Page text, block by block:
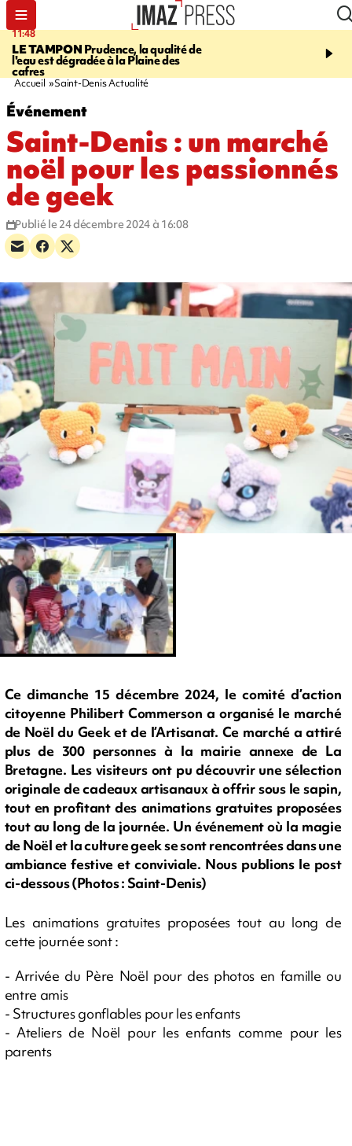
11:48
LE TAMPON Prudence, la qualité de
l'eau est dégradée à la Plaine des
cafres
12:48
Cap Lahoussaye du 10
Accueil Saint-Denis Actualité
Événement
Saint-Denis : un marché
noël pour les passionnés
de geek
Publié le 24 décembre 2024 à 16:08
Ce dimanche 15 décembre 2024, le comité d’action
citoyenne Philibert Commerson a organisé le marché
de Noël du Geek et de l’Artisanat. Ce marché a attiré
plus de 300 personnes à la mairie annexe de La
Bretagne. Les visiteurs ont pu découvrir une sélection
originale de cadeaux artisanaux à offrir sous le sapin,
tout en profitant des animations gratuites proposées
tout au long de la journée. Un événement où la magie
de Noël et la culture geek se sont rencontrées dans une
ambiance festive et conviviale. Nous publions le post
ci-dessous (Photos : Saint-Denis)
Les animations gratuites proposées tout au long de
cette journée sont :
- Arrivée du Père Noël pour des photos en famille ou
entre amis
- Structures gonflables pour les enfants
- Ateliers de Noël pour les enfants comme pour les
parents